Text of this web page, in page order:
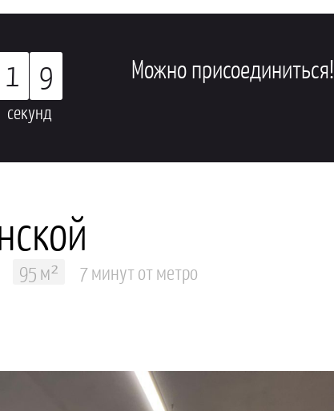
1 8
секунд
можно присоединиться!
95 м² 7 минут от метро